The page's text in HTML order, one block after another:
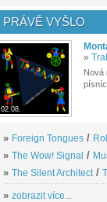
PRÁVĚ VYŠLO
02.08.
»
Nová
» Foreign Tongues /
» The Wow! Signal /
» The Silent Architect/
» zobrazit více...